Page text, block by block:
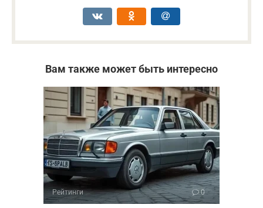
Вам также может быть интересно
Рейтинги 0